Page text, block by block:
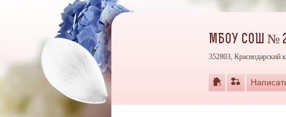
МБОУ СОШ № 2
352803, Краснодарский